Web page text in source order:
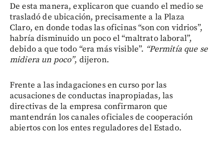
De esta manera, explicaron que cuando el medio se
trasladó de ubicación, precisamente a la Plaza
Claro, en donde todas las oficinas “son con vidrios”,
habría disminuido un poco el “maltrato laboral”,
debido a que todo “era más visible”. “Permitía que se
midiera un poco”, dijeron.
Frente a las indagaciones en curso por las
acusaciones de conductas inapropiadas, las
directivas de la empresa confirmaron que
mantendrán los canales oficiales de cooperación
abiertos con los entes reguladores del Estado.